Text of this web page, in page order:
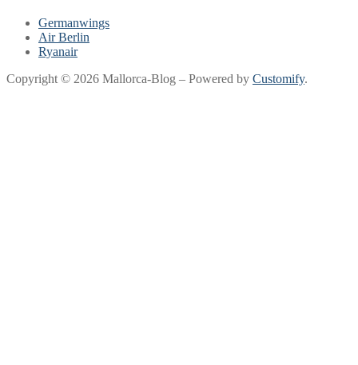
Germanwings
Air Berlin
Ryanair
Copyright © 2026 Mallorca-Blog – Powered by Customify.